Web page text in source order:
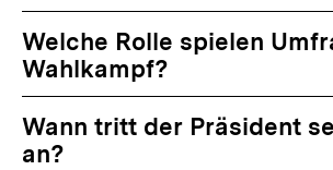
Welche Rolle spielen
Wahlkampf?
Wann tritt der Präsident
an?